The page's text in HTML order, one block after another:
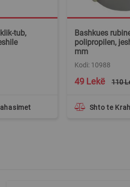
tub,
Bashkues
polipropilen,
mm
Special
Price
49 Lekë 110
Kodi: 10988
Shto te